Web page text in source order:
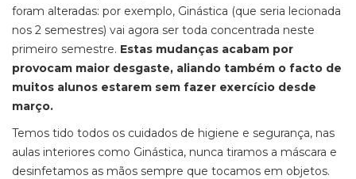
foram alteradas: por exemplo, Ginástica (que seria lecionada
nos 2 semestres) vai agora ser toda concentrada neste
primeiro semestre. Estas mudanças acabam por
provocam maior desgaste, aliando também o facto de
muitos alunos estarem sem fazer exercício desde
março.
Temos tido todos os cuidados de higiene e segurança, nas
aulas interiores como Ginástica, nunca tiramos a máscara e
desinfetamos as mãos sempre que tocamos em objetos.